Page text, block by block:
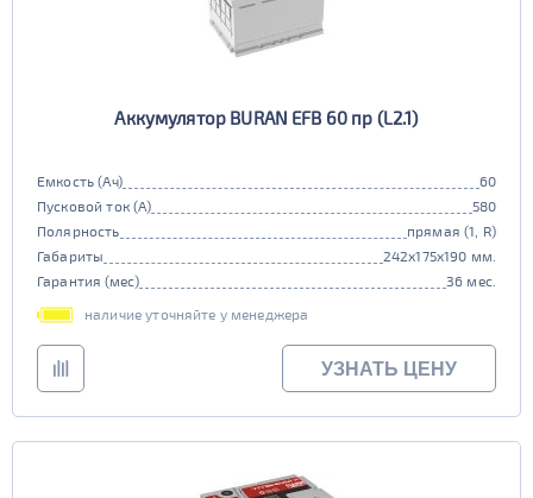
Аккумулятор BURAN EFB 60 пр (L2.1)
Емкость (Ач)
60
Пусковой ток (А)
580
Полярность
прямая (1, R)
Габариты
242x175x190 мм.
Гарантия (мес)
36 мес.
наличие уточняйте у менеджера
УЗНАТЬ ЦЕНУ